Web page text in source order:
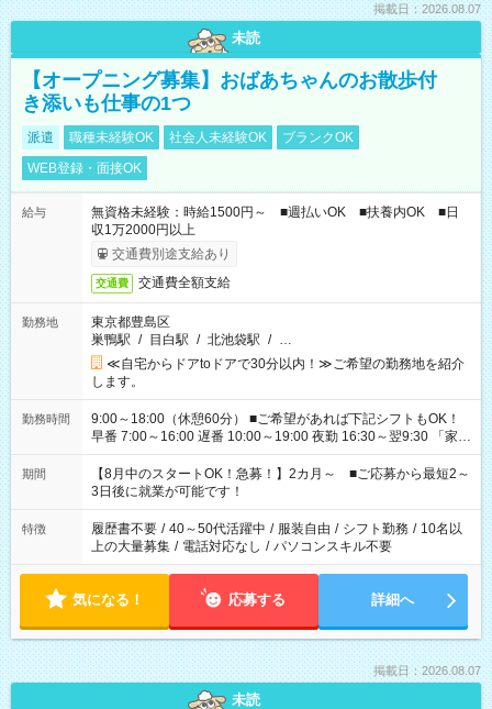
掲載日：2026.08.07
未読
【オープニング募集】おばあちゃんのお散歩付
き添いも仕事の1つ
派遣 職種未経験OK 社会人未経験OK
ブランクOK
WEB登録・面接OK
給与
無資格未経験：時給1500円～ ■週払いOK ■扶養内OK ■日
収1万2000円以上
交通費別途支給あり
交通費 交通費全額支給
勤務地
東京都豊島区
巣鴨駅 / 目白駅 / 北池袋駅 / …
≪自宅からドアtoドアで30分以内！≫ご希望の勤務地を紹介
します。
勤務時間
9:00～18:00（休憩60分） ■ご希望があれば下記シフトもOK！
早番 7:00～16:00 遅番 10:00～19:00 夜勤 16:30～翌9:30 「家族
と休みを合わせたい」 「余裕を持って夕飯の準備がしたい」
「できれば残業はしたくない」 など、ご希望を教えてください
ね。 ※Wワーク希望の方へ 今ご覧のお仕事で希望する勤務時間
と、もう1つのお仕事の勤務時間。 合計で週40時間を超える場
合は応募できません。
期間
【8月中のスタートOK！急募！】2カ月～ ■ご応募から最短2～
3日後に就業が可能です！
特徴 履歴書不要 / 40～50代活躍中 / 服装自由 / シフト勤務 / 10名以
上の大量募集 / 電話対応なし / パソコンスキル不要
気になる！ 応募する 詳細へ
掲載日：2026.08.07
未読